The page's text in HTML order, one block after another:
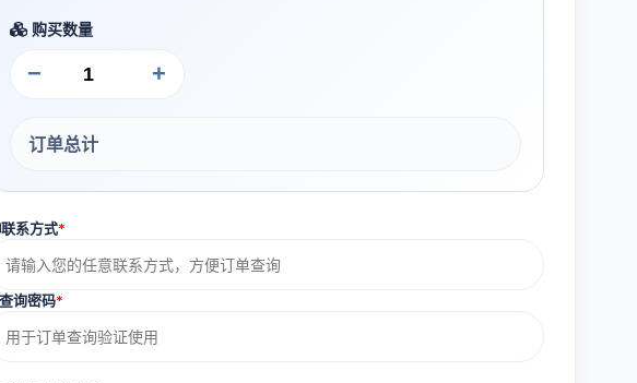
购买数量
− +
订单总计
联系方式*
询密码*